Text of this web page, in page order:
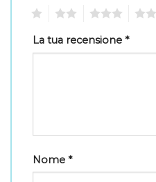
La tua recensione *
Nome *